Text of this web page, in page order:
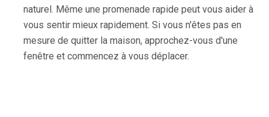
naturel. Même une promenade rapide peut vous aider à
vous sentir mieux rapidement. Si vous n'êtes pas en
mesure de quitter la maison, approchez-vous d'une
fenêtre et commencez à vous déplacer.